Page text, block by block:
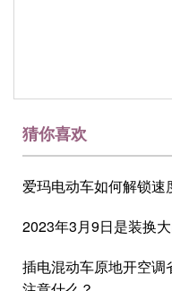
猜你喜欢
爱玛电动车如何解锁速
2023年3月9日是装换
插电混动车原地开空